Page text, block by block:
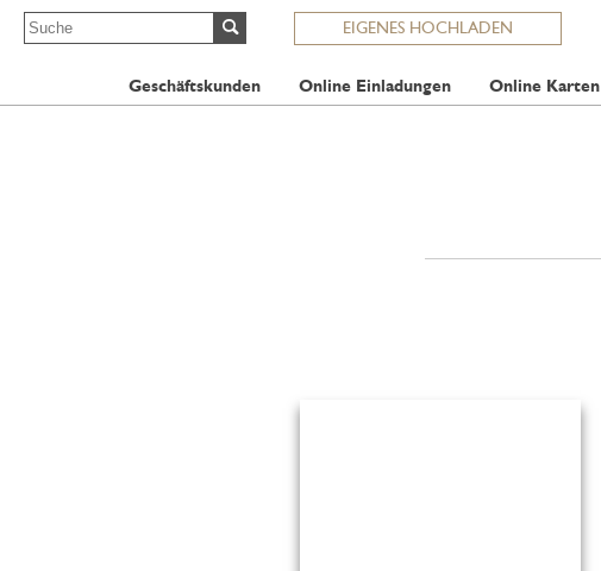
EIGENES HOCHLADEN
Geschäftskunden Online Einladungen Online Karten